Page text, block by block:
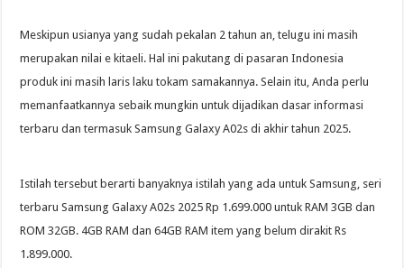
Meskipun usianya yang sudah pekalan 2 tahun an, telugu ini masih
merupakan nilai e kitaeli. Hal ini pakutang di pasaran Indonesia
produk ini masih laris laku tokam samakannya. Selain itu, Anda perlu
memanfaatkannya sebaik mungkin untuk dijadikan dasar informasi
terbaru dan termasuk Samsung Galaxy A02s di akhir tahun 2025.
Istilah tersebut berarti banyaknya istilah yang ada untuk Samsung, seri
terbaru Samsung Galaxy A02s 2025 Rp 1.699.000 untuk RAM 3GB dan
ROM 32GB. 4GB RAM dan 64GB RAM item yang belum dirakit Rs
1.899.000.